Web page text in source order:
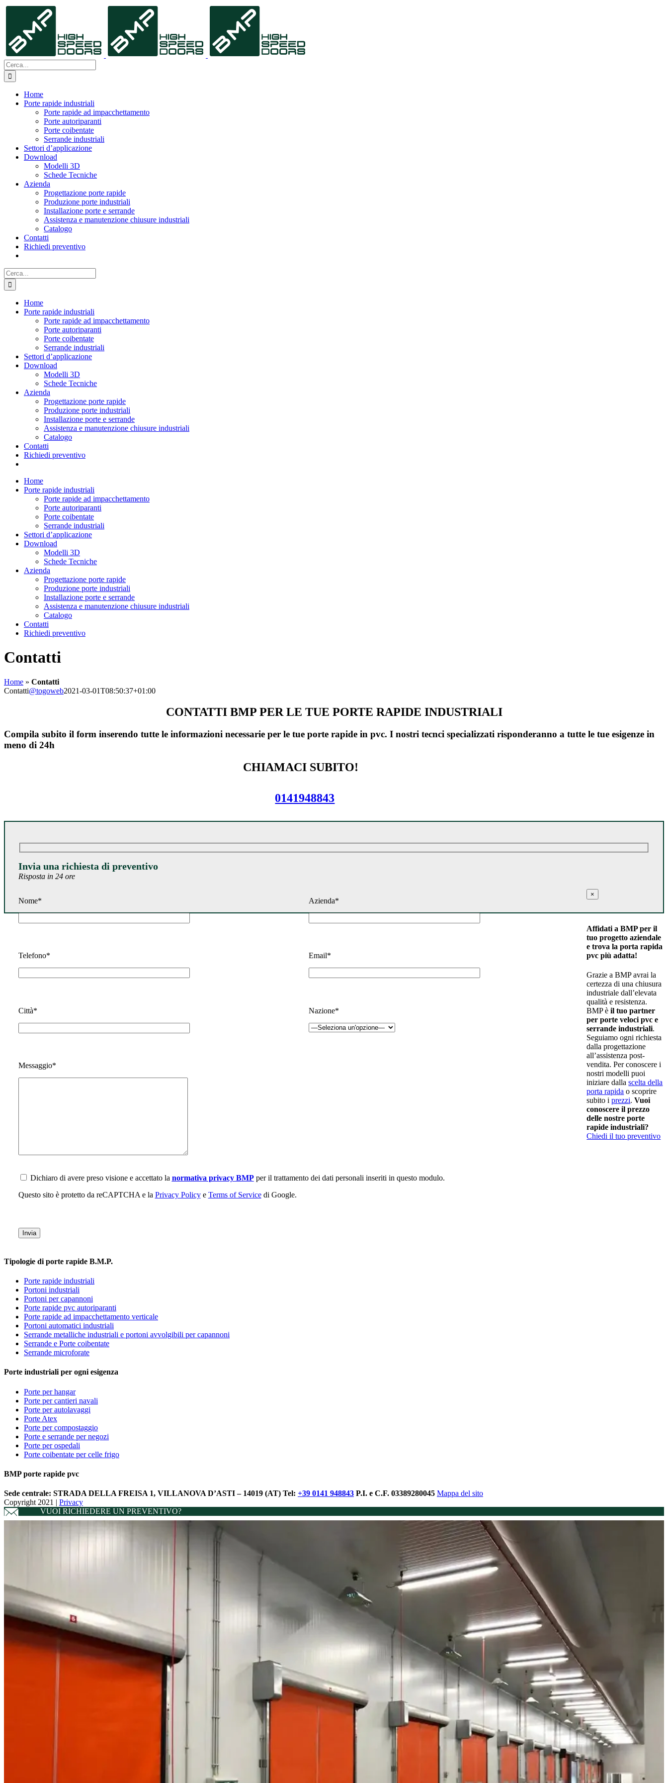
Salta
contenuto
Cerca
per:
Home
Porte rapide industriali
Porte rapide ad impacchettamento
Porte autoriparanti
Porte coibentate
Serrande industriali
Settori d’applicazione
Download
Modelli 3D
Schede Tecniche
Azienda
Progettazione porte rapide
Produzione porte industriali
Installazione porte e serrande
Assistenza e manutenzione chiusure industriali
Catalogo
Contatti
Richiedi preventivo
Cerca
per:
Home
Porte rapide industriali
Porte rapide ad impacchettamento
Porte autoriparanti
Porte coibentate
Serrande industriali
Settori d’applicazione
Download
Modelli 3D
Schede Tecniche
Azienda
Progettazione porte rapide
Produzione porte industriali
Installazione porte e serrande
Assistenza e manutenzione chiusure industriali
Catalogo
Contatti
Richiedi preventivo
Home
Porte rapide industriali
Porte rapide ad impacchettamento
Porte autoriparanti
Porte coibentate
Serrande industriali
Settori d’applicazione
Download
Modelli 3D
Schede Tecniche
Azienda
Progettazione porte rapide
Produzione porte industriali
Installazione porte e serrande
Assistenza e manutenzione chiusure industriali
Catalogo
Contatti
Richiedi preventivo
Contatti
Home » Contatti
Contatti@togoweb2021-03-01T08:50:37+01:00
CONTATTI BMP PER LE TUE PORTE RAPIDE INDUSTRIALI
Compila subito il form inserendo tutte le informazioni necessarie per le tue porte rapide in pvc. I nostri tecnci specializzati risponderanno a tutte le tue esigenze in
meno di 24h
CHIAMACI SUBITO!
0141948843
Invia una richiesta di preventivo
Risposta in 24 ore
Nome* Azienda*
Telefono* Email*
Città* Nazione*
Messaggio*
Dichiaro di avere preso visione e accettato la normativa privacy BMPper il trattamento dei dati personali inseriti in questo modulo.
Questo sito è protetto da reCAPTCHA e la Privacy Policye Terms of Servicedi Google.
×
Affidati a BMP per il
tuo progetto aziendale
e trova la porta rapida
pvc più adatta!
Grazie a BMP avrai la
certezza di una chiusura
industriale dall’elevata
qualità e resistenza.
BMP èil tuo partner
per porte veloci pvc e
serrande industriali.
Seguiamo ogni richiesta
dalla progettazione
all’assistenza post-
vendita. Per conoscere i
nostri modelli puoi
iniziare dallascelta della
porta rapida o scoprire
subito iprezzi.Vuoi
conoscere il prezzo
delle nostre porte
rapide industriali?
Chiedi il tuo preventivo
Tipologie di porte rapide B.M.P.
Porte rapide industriali
Portoni industriali
Portoni per capannoni
Porte rapide pvc autoriparanti
Porte rapide ad impacchettamento verticale
Portoni automatici industriali
Serrande metalliche industriali e portoni avvolgibili per capannoni
Serrande e Porte coibentate
Serrande microforate
Porte industriali per ogni esigenza
Porte per hangar
Porte per cantieri navali
Porte per autolavaggi
Porte Atex
Porte per compostaggio
Porte e serrande per negozi
Porte per ospedali
Porte coibentate per celle frigo
BMP porte rapide pvc
Sede centrale: STRADA DELLA FREISA 1, VILLANOVA D’ASTI – 14019 (AT) Tel: +39 0141 948843 P.I. e C.F. 03389280045 Mappa del sito
Copyright 2021 | Privacy
VUOI RICHIEDERE UN PREVENTIVO?